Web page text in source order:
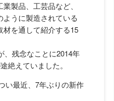
製品、工芸品など、
うに製造されている
を通して紹介する15
、残念なことに2014年
絶えていました。
い最近、7年ぶりの新作